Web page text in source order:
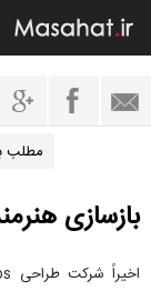
مطلب
بازسازی